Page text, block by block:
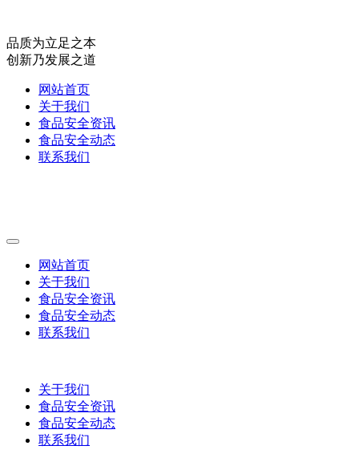
品质为立足之本
创新乃发展之道
网站首页
关于我们
食品安全资讯
食品安全动态
联系我们
网站首页
关于我们
食品安全资讯
食品安全动态
联系我们
关于我们
食品安全资讯
食品安全动态
联系我们